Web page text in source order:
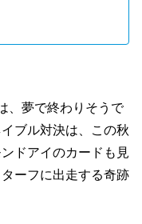
、夢で終わりそうで
ブル対決は、この秋
ドアイのカードも見
ーフに出走する奇跡